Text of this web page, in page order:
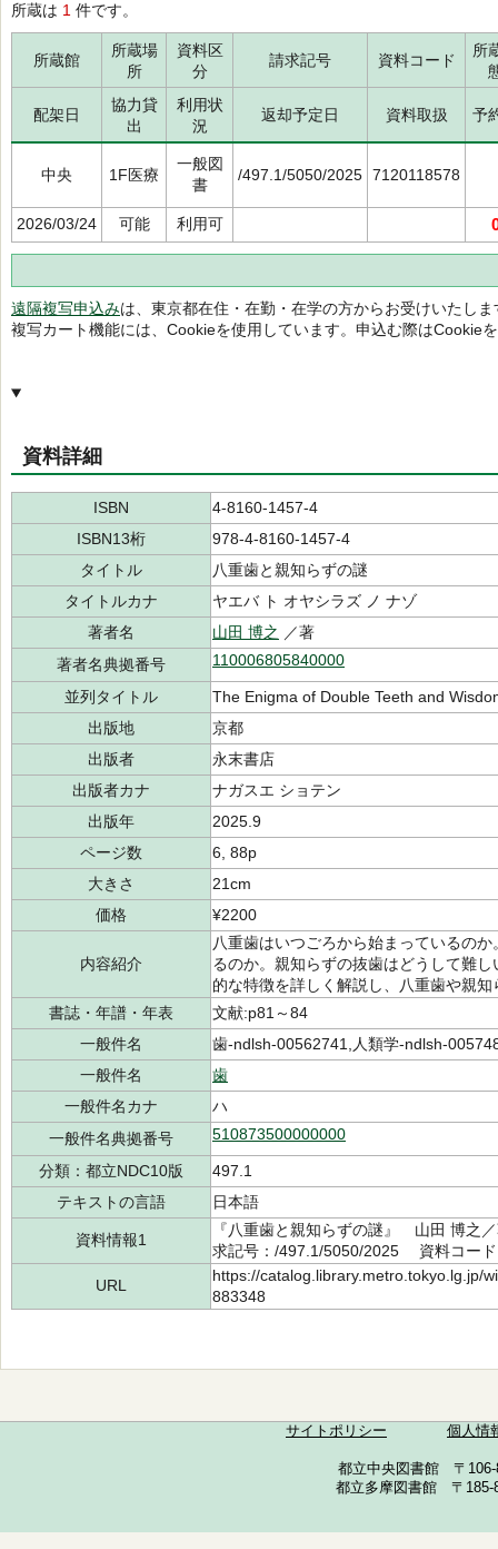
所蔵は 1 件です。
所蔵館
所蔵場
所
資料区
分
請求記号 資料コード
所
配架日
協力貸
出
利用状
況
返却予定日 資料取扱 予
中央 1F医療
一般図
書
/497.1/5050/2025 7120118578
2026/03/24 可能 利用可
遠隔複写申込みは、東京都在住・在勤・在学の方からお受けいたしま
複写カート機能には、Cookieを使用しています。申込む際はCookie
資料詳細
ISBN
4-8160-1457-4
ISBN13桁
978-4-8160-1457-4
タイトル
八重歯と親知らずの謎
タイトルカナ
ヤエバ ト オヤシラズ ノ ナゾ
著者名
山田 博之 ／著
著者名典拠番号
110006805840000
並列タイトル
The Enigma of Double Teeth and
出版地
京都
出版者
永末書店
出版者カナ
ナガスエ ショテン
出版年
2025.9
ページ数
6, 88p
大きさ
21cm
価格
¥2200
内容紹介
八重歯はいつごろから始まっているの
るのか。親知らずの抜歯はどうして難
的な特徴を詳しく解説し、八重歯や親
書誌・年譜・年表
文献:p81～84
一般件名
歯-ndlsh-00562741,人類学-ndlsh-
一般件名
歯
一般件名カナ
ハ
一般件名典拠番号
510873500000000
分類：都立NDC10版
497.1
テキストの言語
日本語
資料情報1
『八重歯と親知らずの謎』 山田 博
求記号：/497.1/5050/2025 資料コー
URL
https://catalog.library.metro.tokyo.lg.jp/
883348
サイトポリシー 個人情
都立中央図書館 〒
都立多摩図書館 〒185-